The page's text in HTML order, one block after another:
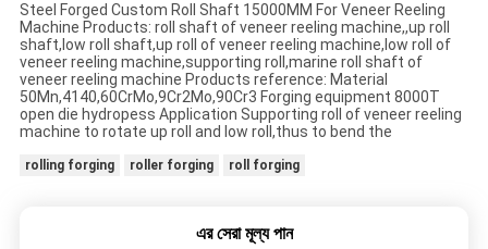
Steel Forged Custom Roll Shaft 15000MM For Veneer Reeling
Machine Products: roll shaft of veneer reeling machine,,up roll
shaft,low roll shaft,up roll of veneer reeling machine,low roll of
veneer reeling machine,supporting roll,marine roll shaft of
veneer reeling machine Products reference: Material
50Mn,4140,60CrMo,9Cr2Mo,90Cr3 Forging equipment 8000T
open die hydropess Application Supporting roll of veneer reeling
machine to rotate up roll and low roll,thus to bend the
rolling forging roller forging roll forging
এর সেরা মূল্য পান